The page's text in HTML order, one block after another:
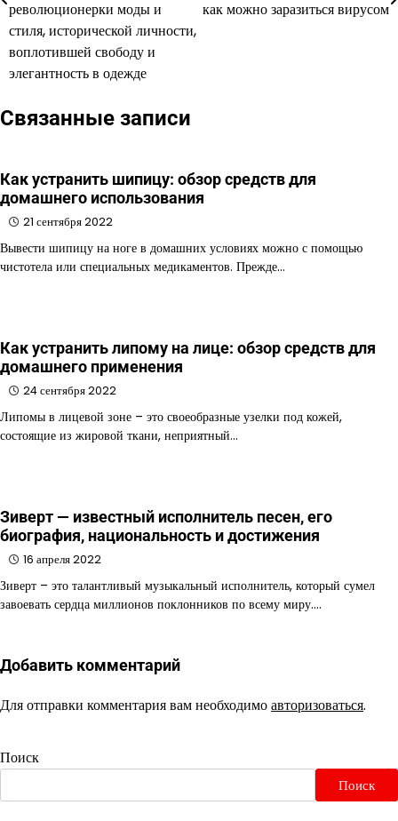
революционерки моды и
стиля, исторической личности,
воплотившей свободу и
элегантность в одежде
как можно заразиться вирусом
Связанные записи
Как устранить шипицу: обзор средств для
домашнего использования
21 сентября 2022
Вывести шипицу на ноге в домашних условиях можно с помощью
чистотела или специальных медикаментов. Прежде…
Как устранить липому на лице: обзор средств для
домашнего применения
24 сентября 2022
Липомы в лицевой зоне – это своеобразные узелки под кожей,
состоящие из жировой ткани, неприятный…
Зиверт — известный исполнитель песен, его
биография, национальность и достижения
16 апреля 2022
Зиверт – это талантливый музыкальный исполнитель, который сумел
завоевать сердца миллионов поклонников по всему миру.…
Добавить комментарий
Для отправки комментария вам необходимоавторизоваться.
Поиск
Поиск